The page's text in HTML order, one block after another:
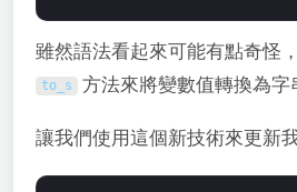
雖然語法看起來可能有點奇怪
to_s 方法來將變數值轉換為字
讓我們使用這個新技術來更新